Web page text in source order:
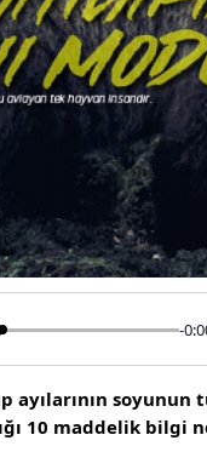
-
ayılarının
10 maddelik bilgi